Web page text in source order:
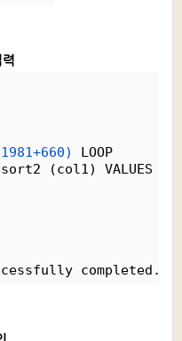
LOOP
sort2 (col1) VALUES
completed.